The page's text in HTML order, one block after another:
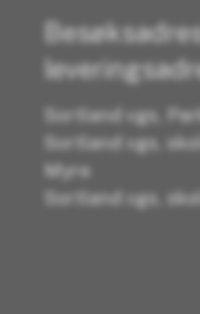
Sortland vgs,
Sortland vgs,
Myre
Sortland vgs,